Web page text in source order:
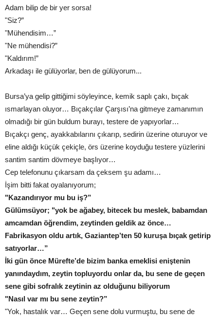
Adam bilip de bir yer sorsa!
"Siz?”
"Mühendisim…”
"Ne mühendisi?”
"Kaldırım!”
Arkadaşı ile gülüyorlar, ben de gülüyorum...
Bursa’ya gelip gittiğimi söyleyince, kemik saplı çakı, bıçak
ısmarlayan oluyor… Bıçakçılar Çarşısı’na gitmeye zamanımın
olmadığı bir gün buldum burayı, testere de yapıyorlar…
Bıçakçı genç, ayakkabılarını çıkarıp, sedirin üzerine oturuyor ve
eline aldığı küçük çekiçle, örs üzerine koyduğu testere yüzlerini
santim santim dövmeye başlıyor…
Cep telefonunu çıkarsam da çeksem şu adamı…
İşim bitti fakat oyalanıyorum;
"Kazandırıyor mu bu iş?”
Gülümsüyor; "yok be ağabey, bitecek bu meslek, babamdan
amcamdan öğrendim, zeytinden geldik az önce…
Fabrikasyon oldu artık, Gaziantep’ten 50 kuruşa bıçak getirip
satıyorlar…”
İki gün önce Mürefte’de bizim banka emeklisi eniştenin
yanındaydım, zeytin topluyordu onlar da, bu sene de geçen
sene gibi sofralık zeytinin az olduğunu biliyorum
"Nasıl var mı bu sene zeytin?”
"Yok, hastalık var… Geçen sene dolu vurmuştu, bu sene de